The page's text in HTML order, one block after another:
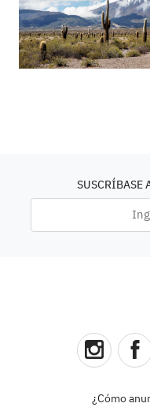
SUSCRÍBASE
¿Cómo